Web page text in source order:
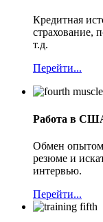
Кредитная
страхование,
т.д.
Перейти...
Работа в
Обмен
резюме и
интервью.
Перейти...